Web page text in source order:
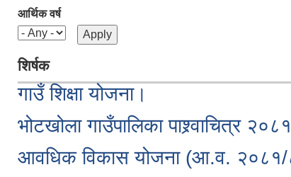
आर्थिक वर्ष
शिर्षक
गाउँ शिक्षा योजना।
भोटखोला गाउँपालिका पाश्र्वाचित्र २०८१
आवधिक विकास योजना (आ.व.